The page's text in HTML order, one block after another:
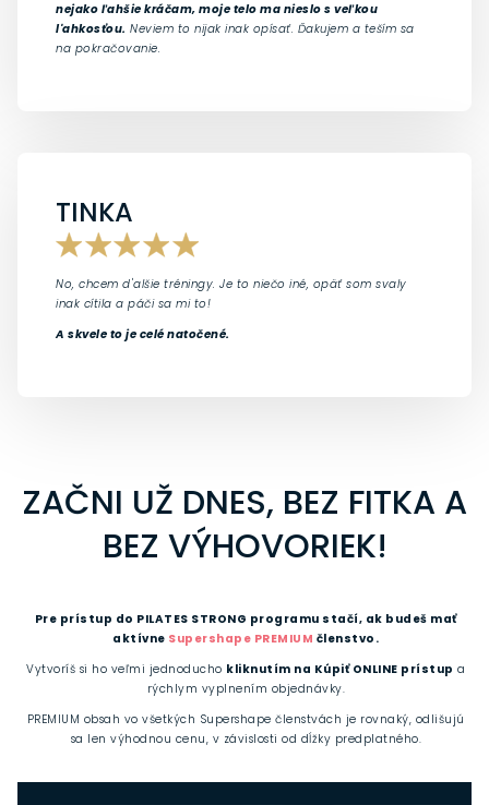
nejako ľahšie kráčam, moje telo ma nieslo s veľkou
l'ahkosťou. Neviem to nijak inak opísať. Ďakujem a teším sa
na pokračovanie.
TINKA
No, chcem d'alšie tréningy. Je to niečo iné, opäť som svaly
inak cítila a páči sa mi to!
A skvele to je celé natočené.
ZAČNI UŽ DNES, BEZ FITKA A
BEZ VÝHOVORIEK!
Pre prístup do PILATES STRONG programu stačí, ak budeš mať
aktívne Supershape PREMIUM členstvo.
Vytvoríš si ho veľmi jednoducho kliknutím na Kúpiť ONLINE prístup a
rýchlym vyplnením objednávky.
PREMIUM obsah vo všetkých Supershape členstvách je rovnaký, odlišujú
sa len výhodnou cenu, v závislosti od dĺžky predplatného.